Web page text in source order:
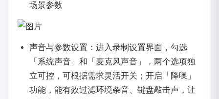
场景参数
声音与参数设置：进入录制设置界面，勾选
「系统声音」和「麦克风声音」，两个选项独
立可控，可根据需求灵活开关；开启「降噪」
功能，能有效过滤环境杂音、键盘敲击声，让